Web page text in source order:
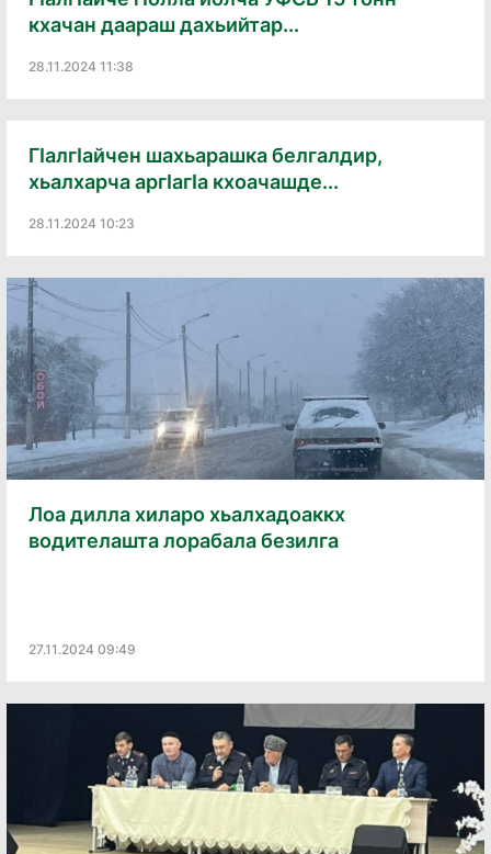
кхачан даараш дахьийтар...
28.11.2024 11:38
ГӀалгӀайчен шахьарашка белгалдир,
хьалхарча аргӀагӀа кхоачашде...
28.11.2024 10:23
Лоа дилла хиларо хьалхадоаккх
водителашта лорабала безилга
27.11.2024 09:49